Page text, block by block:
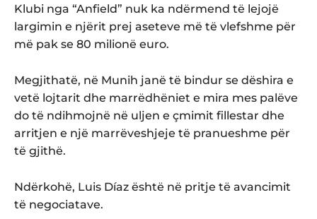
Klubi nga “Anfield” nuk ka ndërmend të lejojë
largimin e njërit prej aseteve më të vlefshme për
më pak se 80 milionë euro.
Megjithatë, në Munih janë të bindur se dëshira e
vetë lojtarit dhe marrëdhëniet e mira mes palëve
do të ndihmojnë në uljen e çmimit fillestar dhe
arritjen e një marrëveshjeje të pranueshme për
të gjithë.
Ndërkohë, Luis Díaz është në pritje të avancimit
të negociatave.